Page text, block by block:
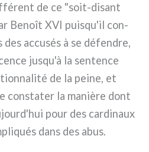
de ce "soit-disant
Benoît XVI puisqu'il con­
accu­sés à se défen­dre,
jusqu'à la sen­ten­ce
de la pei­ne, et
con­sta­ter la maniè­re dont
pour des car­di­naux
dans des abus.